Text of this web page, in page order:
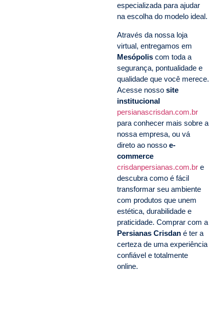
especializada para ajudar
na escolha do modelo ideal.
Através da nossa loja
virtual, entregamos em
Mesópolis com toda a
segurança, pontualidade e
qualidade que você merece.
Acesse nosso site
institucional
persianascrisdan.com.br
para conhecer mais sobre a
nossa empresa, ou vá
direto ao nosso e-
commerce
crisdanpersianas.com.br e
descubra como é fácil
transformar seu ambiente
com produtos que unem
estética, durabilidade e
praticidade. Comprar com a
Persianas Crisdan é ter a
certeza de uma experiência
confiável e totalmente
online.